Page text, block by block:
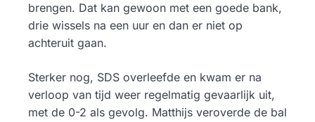
brengen. Dat kan gewoon met een goede bank,
drie wissels na een uur en dan er niet op
achteruit gaan.
Sterker nog, SDS overleefde en kwam er na
verloop van tijd weer regelmatig gevaarlijk uit,
met de 0-2 als gevolg. Matthijs veroverde de bal